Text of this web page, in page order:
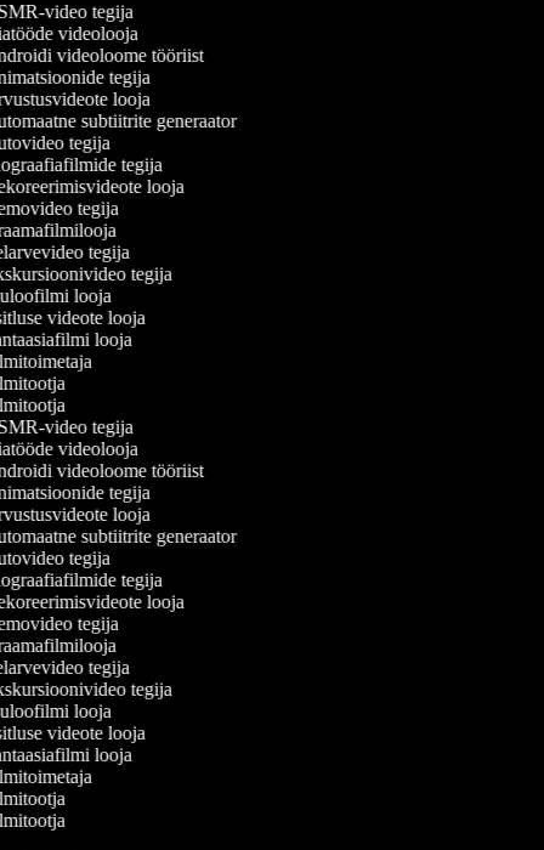
video tegija
videolooja
videoloome tööriist
tegija
looja
subtiitrite generaator
tegija
tegija
looja
tegija
tegija
tegija
looja
videote looja
looja
video tegija
videolooja
videoloome tööriist
tegija
looja
subtiitrite generaator
tegija
tegija
looja
tegija
tegija
tegija
looja
videote looja
looja